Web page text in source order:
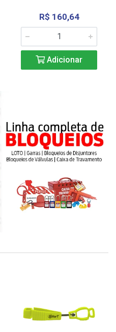
R$ 160,64
Adicionar